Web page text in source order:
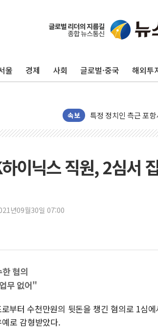
울 경제 사회 글로벌·중국 해외투
속보
이란의 핵심 원유 수
美 고용 쇼크에 엔화
뉴욕증시 프리뷰, 美
[종합] 美 7월 고용 2
뉴욕증시 개장 전
보훈부, 미 DPAA와
트럼프 "금리 내려야
특정 정치인 측근 포
李 "해남 태양광, 대
李 대통령, '6시간
[사진] 빈살만과 에르
이란와이어 "이란
이닉스 직원, 2심서
년09월30일 07:00
혐의
무 없어"
부터 수천만원의 뒷돈을 챙긴 혐의로 1심
로 감형받았다.